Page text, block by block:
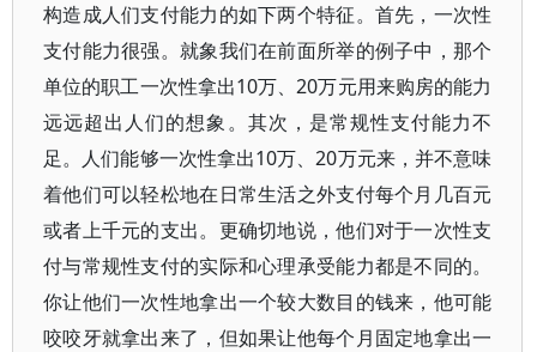
构造成人们支付能力的如下两个特征。首先，一次性
支付能力很强。就象我们在前面所举的例子中，那个
单位的职工一次性拿出10万、20万元用来购房的能力
远远超出人们的想象。其次，是常规性支付能力不
足。人们能够一次性拿出10万、20万元来，并不意味
着他们可以轻松地在日常生活之外支付每个月几百元
或者上千元的支出。更确切地说，他们对于一次性支
付与常规性支付的实际和心理承受能力都是不同的。
你让他们一次性地拿出一个较大数目的钱来，他可能
咬咬牙就拿出来了，但如果让他每个月固定地拿出一